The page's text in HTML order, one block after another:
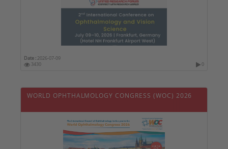
Date : 2026-07-09
3430
0
WORLD OPHTHALMOLOGY CONGRESS (WOC) 2026